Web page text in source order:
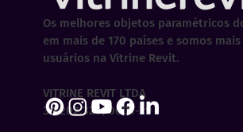
Os melhores objetos paramétricos
em mais de 170 países e somos
usuários na Vitrine Revit.
VITRINE REVIT LTDA
30.202.323/0001-29